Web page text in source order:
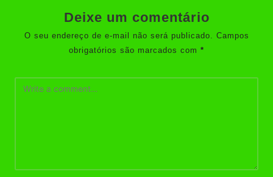
Deixe um comentário
O seu endereço de e-mail não será publicado.
Campos
obrigatórios são marcados com *